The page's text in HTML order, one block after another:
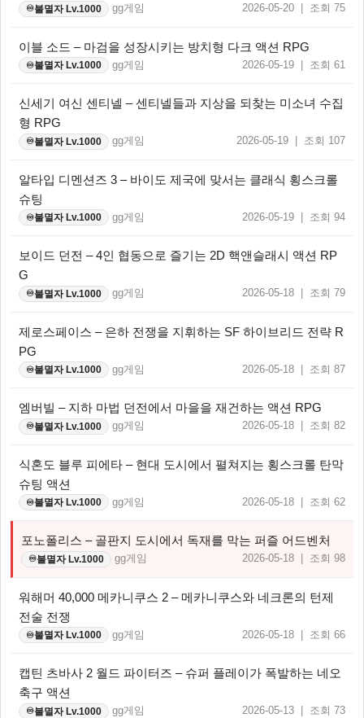
♾️불멸자 Lv.1000 gg게임 2026-05-20 | 조회 75
이블 소드 – 마검을 성장시키는 방치형 다크 액션 RPG
♾️불멸자 Lv.1000 gg게임 2026-05-19 | 조회 61
신세기 여신 센티넬 – 센티넬들과 지상을 되찾는 미소녀 수집
형 RPG
♾️불멸자 Lv.1000 gg게임 2026-05-19 | 조회 107
알타입 디멘션즈 3 – 바이도 제국에 맞서는 클래식 횡스크롤
슈팅
♾️불멸자 Lv.1000 gg게임 2026-05-19 | 조회 94
보이드 던전 – 4인 협동으로 즐기는 2D 핵앤슬래시 액션 RP
G
♾️불멸자 Lv.1000 gg게임 2026-05-18 | 조회 79
제로스페이스 – 은하 전쟁을 지휘하는 SF 하이브리드 전략 R
PG
♾️불멸자 Lv.1000 gg게임 2026-05-18 | 조회 87
엠버빌 – 지하 마법 던전에서 마을을 재건하는 액션 RPG
♾️불멸자 Lv.1000 gg게임 2026-05-18 | 조회 82
식혼도 블루 피에타 – 현대 도시에서 펼쳐지는 횡스크롤 탄막
슈팅 액션
♾️불멸자 Lv.1000 gg게임 2026-05-18 | 조회 62
포노폴리스 – 골판지 도시에서 독재를 막는 퍼즐 어드벤처
♾️불멸자 Lv.1000 gg게임 2026-05-18 | 조회 98
워해머 40,000 메카니쿠스 2 – 메카니쿠스와 네크론의 턴제
전술 전쟁
♾️불멸자 Lv.1000 gg게임 2026-05-18 | 조회 66
캡틴 츠바사 2 월드 파이터즈 – 슈퍼 플레이가 폭발하는 네오
축구 액션
♾️불멸자 Lv.1000 gg게임 2026-05-13 | 조회 73